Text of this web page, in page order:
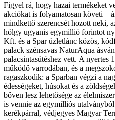
Figyel rá, hogy hazai termékeket
akciókat is folyamatosan követi –
mindkettő szerencsét hozott neki,
hölgy ugyanis egymillió forintot
Kft. és a Spar üzletlánc közös,
palack szénsavas NaturAqua
palacsintasütéshez vett. A nyertes
működő varrodában, és a
ragaszkodik: a Sparban végzi a
édességeket, húsokat és a
bőven lesz lehetősége az
is vennie az egymilliós
kerékpárral, védjegyes Magyar